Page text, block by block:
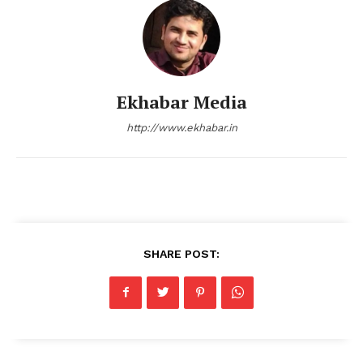
Ekhabar Media
http://www.ekhabar.in
SHARE POST: